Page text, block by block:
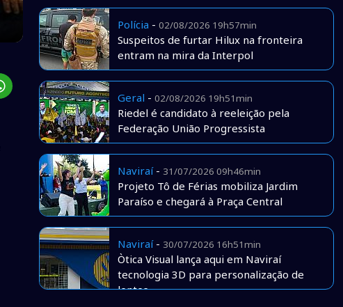
Polícia - 02/08/2026 19h57min
Suspeitos de furtar Hilux na fronteira
entram na mira da Interpol
Geral - 02/08/2026 19h51min
Riedel é candidato à reeleição pela
Federação União Progressista
Naviraí- 31/07/2026 09h46min
Projeto Tô de Férias mobiliza Jardim
Paraíso e chegará à Praça Central
Naviraí- 30/07/2026 16h51min
Òtica Visual lança aqui em Naviraí
tecnologia 3D para personalização de
lentes